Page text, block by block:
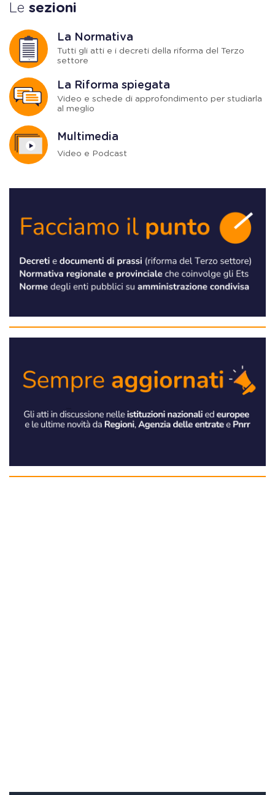
Le sezioni
La Normativa
Tutti gli atti e i decreti della riforma del Terzo
settore
La Riforma spiegata
Video e schede di approfondimento per studiarla
al meglio
Multimedia
Video e Podcast